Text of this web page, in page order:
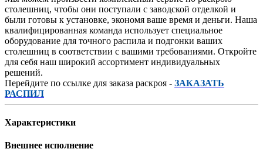
столешниц, чтобы они поступали с заводской отделкой и
были готовы к установке, экономя ваше время и деньги. Наша
квалифицированная команда использует специальное
оборудование для точного распила и подгонки ваших
столешниц в соответствии с вашими требованиями. Откройте
для себя наш широкий ассортимент индивидуальных
решений.
Перейдите по ссылке для заказа раскроя - ЗАКАЗАТЬ
РАСПИЛ
Характеристики
Внешнее исполнение